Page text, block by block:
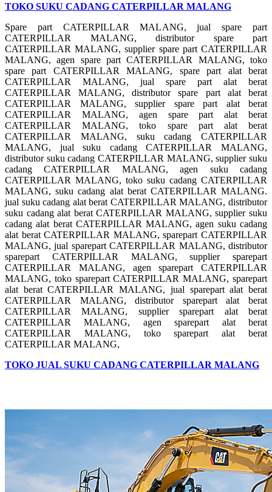
TOKO SUKU CADANG CATERPILLAR MALANG
Spare part CATERPILLAR MALANG, jual spare part
CATERPILLAR MALANG, distributor spare part
CATERPILLAR MALANG, supplier spare part CATERPILLAR
MALANG, agen spare part CATERPILLAR MALANG, toko
spare part CATERPILLAR MALANG, spare part alat berat
CATERPILLAR MALANG, jual spare part alat berat
CATERPILLAR MALANG, distributor spare part alat berat
CATERPILLAR MALANG, supplier spare part alat berat
CATERPILLAR MALANG, agen spare part alat berat
CATERPILLAR MALANG, toko spare part alat berat
CATERPILLAR MALANG, suku cadang CATERPILLAR
MALANG, jual suku cadang CATERPILLAR MALANG,
distributor suku cadang CATERPILLAR MALANG, supplier suku
cadang CATERPILLAR MALANG, agen suku cadang
CATERPILLAR MALANG, toko suku cadang CATERPILLAR
MALANG, suku cadang alat berat CATERPILLAR MALANG.
jual suku cadang alat berat CATERPILLAR MALANG, distributor
suku cadang alat berat CATERPILLAR MALANG, supplier suku
cadang alat berat CATERPILLAR MALANG, agen suku cadang
alat berat CATERPILLAR MALANG, sparepart CATERPILLAR
MALANG, jual sparepart CATERPILLAR MALANG, distributor
sparepart CATERPILLAR MALANG, supplier sparepart
CATERPILLAR MALANG, agen sparepart CATERPILLAR
MALANG, toko sparepart CATERPILLAR MALANG, sparepart
alat berat CATERPILLAR MALANG, jual sparepart alat berat
CATERPILLAR MALANG, distributor sparepart alat berat
CATERPILLAR MALANG, supplier sparepart alat berat
CATERPILLAR MALANG, agen sparepart alat berat
CATERPILLAR MALANG, toko sparepart alat berat
CATERPILLAR MALANG,
TOKO JUAL SUKU CADANG CATERPILLAR MALANG